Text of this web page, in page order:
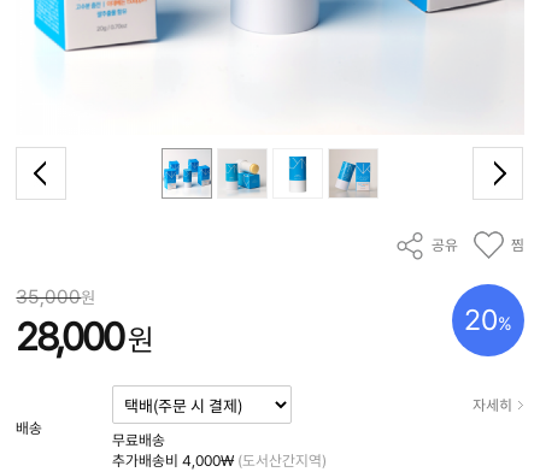
공유 찜
20%
35,000원
28,000원
배송
자세히
무료배송
추가배송비 4,000₩ (도서산간지역)